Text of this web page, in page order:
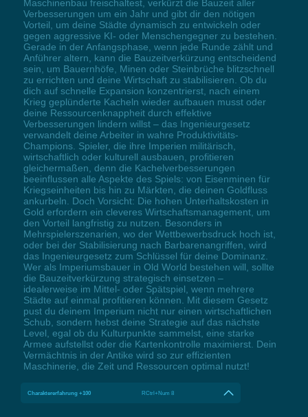
Maschinenbau freischaltest, verkürzt die Bauzeit aller
Verbesserungen um ein Jahr und gibt dir den nötigen
Vorteil, um deine Städte dynamisch zu entwickeln oder
gegen aggressive KI- oder Menschengegner zu bestehen.
Gerade in der Anfangsphase, wenn jede Runde zählt und
Anführer altern, kann die Bauzeitverkürzung entscheidend
sein, um Bauernhöfe, Minen oder Steinbrüche blitzschnell
zu errichten und deine Wirtschaft zu stabilisieren. Ob du
dich auf schnelle Expansion konzentrierst, nach einem
Krieg geplünderte Kacheln wieder aufbauen musst oder
deine Ressourcenknappheit durch effektive
Verbesserungen lindern willst – das Ingenieurgesetz
verwandelt deine Arbeiter in wahre Produktivitäts-
Champions. Spieler, die ihre Imperien militärisch,
wirtschaftlich oder kulturell ausbauen, profitieren
gleichermaßen, denn die Kachelverbesserungen
beeinflussen alle Aspekte des Spiels: von Eisenminen für
Kriegseinheiten bis hin zu Märkten, die deinen Goldfluss
ankurbeln. Doch Vorsicht: Die hohen Unterhaltskosten in
Gold erfordern ein cleveres Wirtschaftsmanagement, um
den Vorteil langfristig zu nutzen. Besonders in
Mehrspielerszenarien, wo der Wettbewerbsdruck hoch ist,
oder bei der Stabilisierung nach Barbarenangriffen, wird
das Ingenieurgesetz zum Schlüssel für deine Dominanz.
Wer als Imperiumsbauer in Old World bestehen will, sollte
die Bauzeitverkürzung strategisch einsetzen –
idealerweise im Mittel- oder Spätspiel, wenn mehrere
Städte auf einmal profitieren können. Mit diesem Gesetz
pust du deinem Imperium nicht nur einen wirtschaftlichen
Schub, sondern hebst deine Strategie auf das nächste
Level, egal ob du Kulturpunkte sammelst, eine starke
Armee aufstellst oder die Kartenkontrolle maximierst. Dein
Vermächtnis in der Antike wird so zur effizienten
Maschinerie, die Zeit und Ressourcen optimal nutzt!
Charaktererfahrung +100 RCtrl+Num 8